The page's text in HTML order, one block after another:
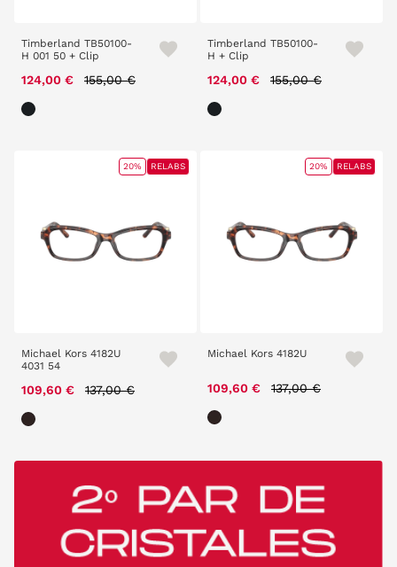
Timberland TB50100-
H 001 50 + Clip
124,00 € Price reduced from
155,00 €
Timberland TB50100-
H + Clip
124,00 € Price reduced from
155,00 €
Michael Kors 4182U
4031 54
109,60 € Price reduced from
137,00 €
20% RELABS
Michael Kors 4182U
109,60 € Price reduced from
137,00 €
20% RELABS